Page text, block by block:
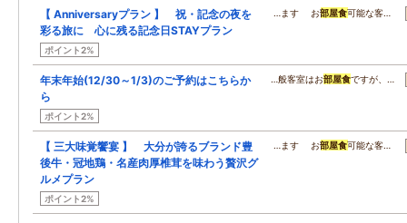
【 Anniversaryプラン 】 祝・記念の夜を
彩る旅に 心に残る記念日STAYプラン
ポイント2%
…ます お部屋食可能な客…
年末年始(12/30～1/3)のご予約はこちらか
ら
ポイント2%
…般客室はお部屋食ですが、…
【 三大味覚饗宴 】 大分が誇るブランド豊
後牛・冠地鶏・名産肉厚椎茸を味わう贅沢グ
ルメプラン
ポイント2%
…ます お部屋食可能な客…